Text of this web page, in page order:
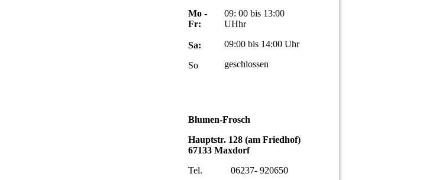
Mo -
Fr:
Sa:
So
09: 00 bis 13:00
UHhr
09:00 bis 14:00 Uhr
geschlossen
Blumen-Frosch
Hauptstr. 128 (am Friedhof)
67133 Maxdorf
Tel. 06237- 920650